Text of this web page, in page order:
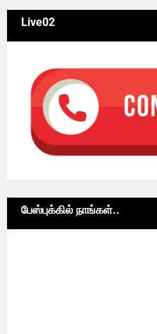
Live02
பேஸ்புக்கில் நாங்கள்..